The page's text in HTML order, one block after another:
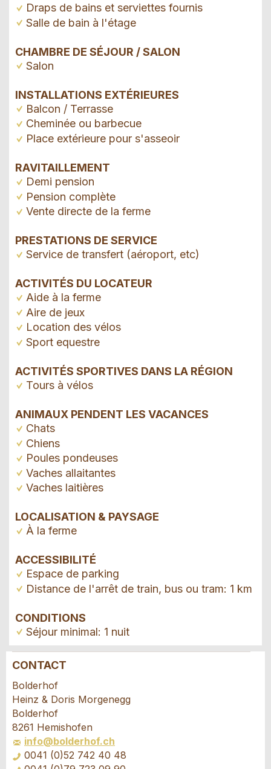
Draps de bains et serviettes fournis
Salle de bain à l'étage
CHAMBRE DE SÉJOUR / SALON
Salon
INSTALLATIONS EXTÉRIEURES
Balcon / Terrasse
Cheminée ou barbecue
Place extérieure pour s'asseoir
RAVITAILLEMENT
Demi pension
Pension complète
Vente directe de la ferme
PRESTATIONS DE SERVICE
Service de transfert (aéroport, etc)
ACTIVITÉS DU LOCATEUR
Aide à la ferme
Aire de jeux
Location des vélos
Sport equestre
ACTIVITÉS SPORTIVES DANS LA RÉGION
Tours à vélos
ANIMAUX PENDENT LES VACANCES
Chats
Chiens
Poules pondeuses
Vaches allaitantes
Vaches laitières
LOCALISATION & PAYSAGE
À la ferme
ACCESSIBILITÉ
Espace de parking
Distance de l'arrêt de train, bus ou tram: 1 km
CONDITIONS
Séjour minimal: 1 nuit
Annonces répréhensibles
Vos commentaires sont grandement appréciés!
Commentaires généraux
Cette annonce n'est plus valable
Recommander l'annonce
Recommandez cette annonce à des amis.
CONTACT
Bolderhof
Heinz & Doris Morgenegg
Bolderhof
8261 Hemishofen
info@bolderhof.ch
0041 (0)52 742 40 48